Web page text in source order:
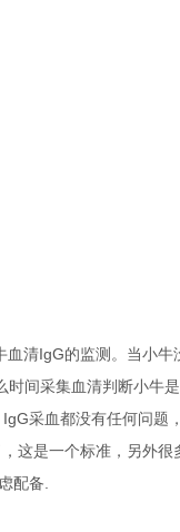
血清IgG的监测。当小牛
间采集血清判断小牛
采血都没有任何问题
这是一个标准，另外很
配备